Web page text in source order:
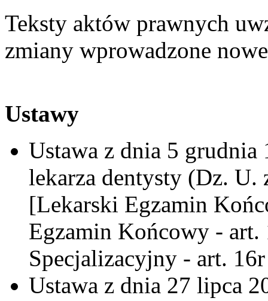
Teksty aktów prawnych
zmiany wprowadzone
Ustawy
Ustawa z dnia 5 grudnia
lekarza dentysty (Dz. U.
[Lekarski Egzamin
Egzamin Końcowy -
Specjalizacyjny - art.
Ustawa z dnia 27 lipca